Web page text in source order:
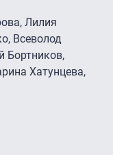
Лилия
Всеволод
Бортников,
Хатунцева,